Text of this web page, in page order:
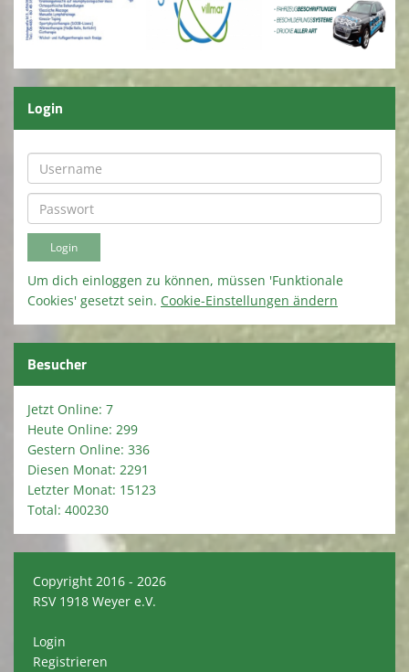
Login
Um dich einloggen zu können, müssen 'Funktionale
Cookies' gesetzt sein. Cookie-Einstellungen ändern
Besucher
Jetzt Online: 7
Heute Online: 299
Gestern Online: 336
Diesen Monat: 2291
Letzter Monat: 15123
Total: 400230
Copyright 2016 - 2026
RSV 1918 Weyer e.V.
Login
Registrieren